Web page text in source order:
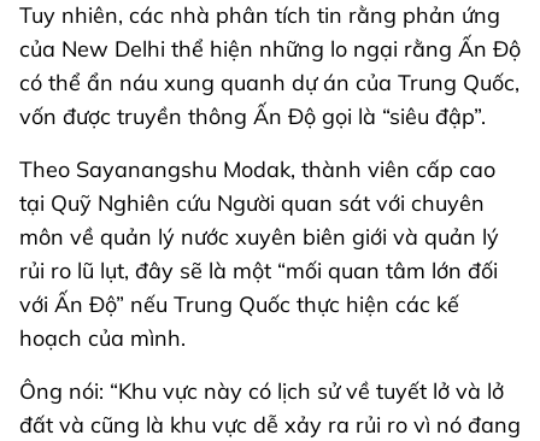
Tuy nhiên, các nhà phân tích tin rằng phản ứng
của New Delhi thể hiện những lo ngại rằng Ấn Độ
có thể ẩn náu xung quanh dự án của Trung Quốc,
vốn được truyền thông Ấn Độ gọi là “siêu đập”.
Theo Sayanangshu Modak, thành viên cấp cao
tại Quỹ Nghiên cứu Người quan sát với chuyên
môn về quản lý nước xuyên biên giới và quản lý
rủi ro lũ lụt, đây sẽ là một “mối quan tâm lớn đối
với Ấn Độ” nếu Trung Quốc thực hiện các kế
hoạch của mình.
Ông nói: “Khu vực này có lịch sử về tuyết lở và lở
đất và cũng là khu vực dễ xảy ra rủi ro vì nó đang